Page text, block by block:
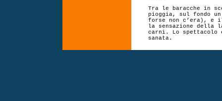
Tra le baracche in
pioggia, sul fondo
forse non c’era), e
la sensazione della
carni. Lo
sanata.